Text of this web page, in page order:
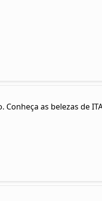
Conheça as belezas de